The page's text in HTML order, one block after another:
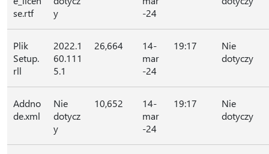
se.rtf
y
-24
Plik
Setup.
rll
2022.1
60.111
5.1
26,664
14-
mar
-24
19:17
Nie
dotyczy
Addno
de.xml
Nie
dotycz
y
10,652
14-
mar
-24
19:17
Nie
dotyczy